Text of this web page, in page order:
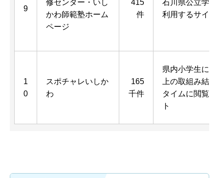
9
修センター・いし
かわ師範塾ホーム
ページ
415
件
石川県公立学校
利用するサイト
1
0
スポチャレいしか
わ
165
千件
県内小学生に
上の取組み結
タイムに閲覧
ト